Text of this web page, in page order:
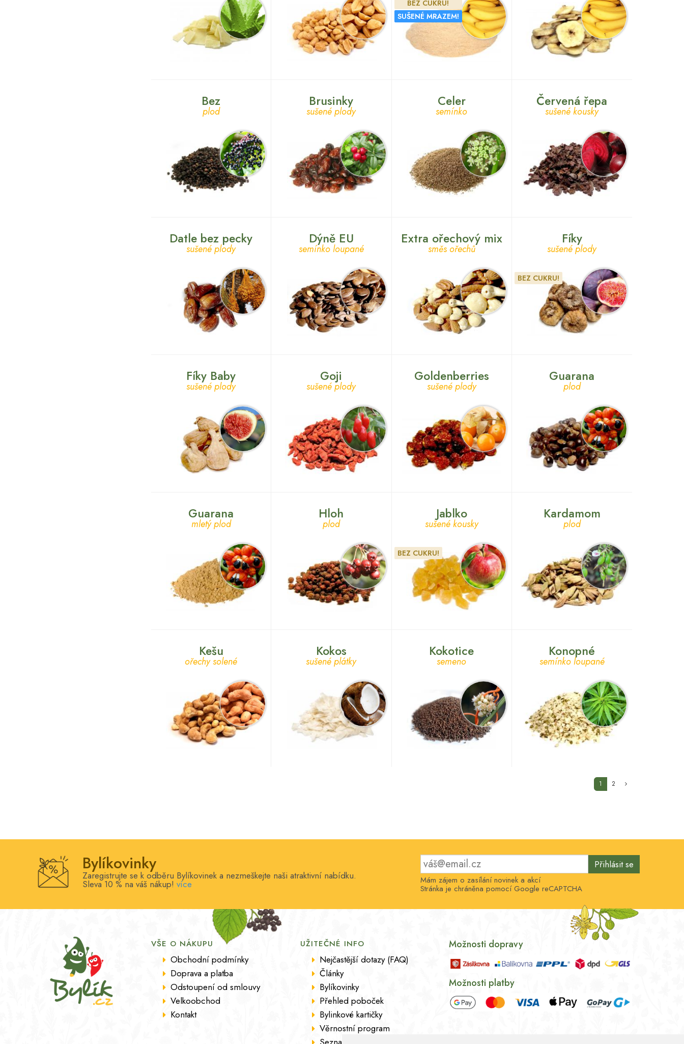
BEZ CUKRU!
SUŠENÉ MRAZEM!
Bez
plod
Brusinky
sušené plody
Celer
semínko
Červená řepa
sušené kousky
Datle bez pecky
sušené plody
Dýně EU
semínko loupané
Extra ořechový mix
směs ořechů
Fíky
sušené plody
BEZ CUKRU!
Fíky Baby
sušené plody
Goji
sušené plody
Goldenberries
sušené plody
Guarana
plod
Guarana
mletý plod
Hloh
plod
Jablko
sušené kousky
BEZ CUKRU!
Kardamom
plod
Kešu
ořechy solené
Kokos
sušené plátky
Kokotice
semeno
Konopné
semínko loupané
1 (current)
2
Bylíkovinky
Zaregistrujte se k odběru Bylíkovinek a nezmeškejte naši atraktivní nabídku.
Sleva 10 % na váš nákup! více
Přihlásit se
Mám zájem o zasílání novinek a akcí
Stránka je chráněna pomocí Google reCAPTCHA
VŠE O NÁKUPU
Obchodní podmínky
Doprava a platba
Odstoupení od smlouvy
Velkoobchod
Kontakt
UŽITEČNÉ INFO
Nejčastější dotazy (FAQ)
Články
Bylíkovinky
Přehled poboček
Bylinkové kartičky
Věrnostní program
Možnosti dopravy
Možnosti platby